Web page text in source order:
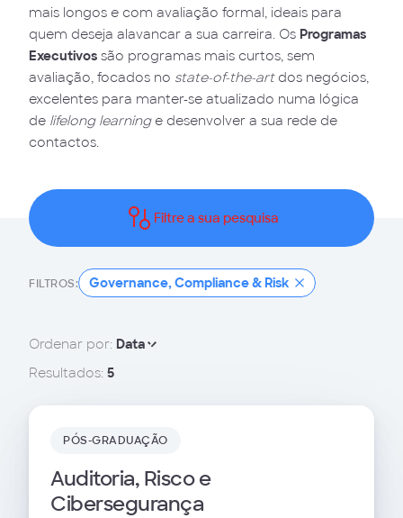
mais longos e com avaliação formal, ideais para
quem deseja alavancar a sua carreira. Os Programas
Executivos são programas mais curtos, sem
avaliação, focados no state-of-the-artdos negócios,
excelentes para manter-se atualizado numa lógica
de lifelong learninge desenvolver a sua rede de
contactos.
Filtre a sua pesquisa
FILTROS: Governance, Compliance & Risk
Ordenar por: Data
Resultados: 5
PÓS-GRADUAÇÃO
Auditoria, Risco e
Cibersegurança